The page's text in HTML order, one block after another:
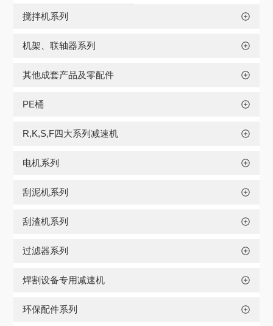
搅拌机系列
机架、联轴器系列
其他成套产品及零配件
PE桶
R,K,S,F四大系列减速机
电机系列
刮泥机系列
刮渣机系列
过滤器系列
焊割设备专用减速机
环保配件系列